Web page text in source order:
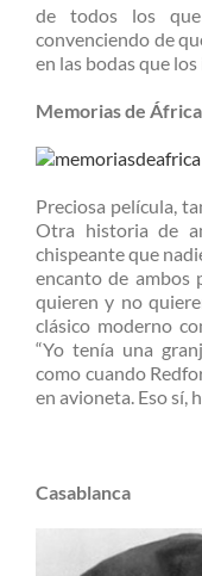
de todos los
convenciendo de
en las bodas que los
Memorias de África
Preciosa película,
Otra historia de
chispeante que
encanto de ambos
quieren y no
clásico moderno
“Yo tenía una
como cuando
en avioneta. Eso sí,
Casablanca